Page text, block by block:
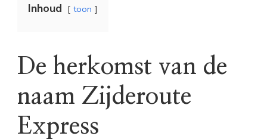
Inhoud toon
De herkomst van de
naam Zijderoute
Express